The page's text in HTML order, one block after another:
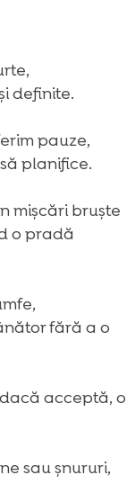
definite.
pauze,
planifice.
mișcări bruște
o pradă
fără a o
acceptă, o
sau șnururi,